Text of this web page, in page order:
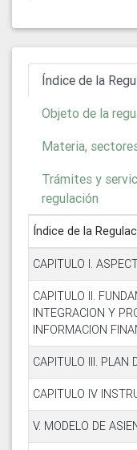
Índice de la
Objeto de la
Materia,
Trámites y
regulación
Índice de la
CAPITULO I.
CAPITULO II.
INTEGRACION Y
INFORMACION
CAPITULO III. PLAN
CAPITULO IV
V. MODELO DE